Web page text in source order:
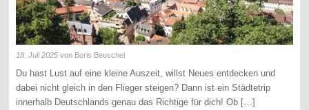
18. Juli 2025 von Boris Beuschel
Du hast Lust auf eine kleine Auszeit, willst Neues entdecken und
dabei nicht gleich in den Flieger steigen? Dann ist ein Städtetrip
innerhalb Deutschlands genau das Richtige für dich! Ob […]